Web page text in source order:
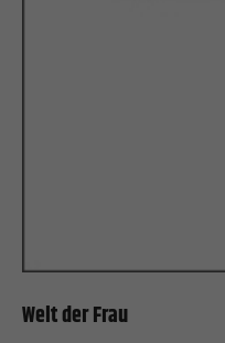
Welt der Frau